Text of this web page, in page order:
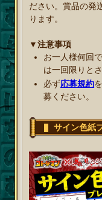
ださい。賞品の発
ります。
▼注意事項
お一人様何回
は一回限りと
必ず応募規約
募ください。
サイン色紙